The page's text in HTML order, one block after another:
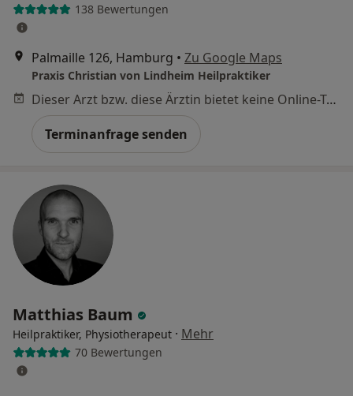
138 Bewertungen
Palmaille 126, Hamburg • Zu Google Maps
Praxis Christian von Lindheim Heilpraktiker
Dieser Arzt bzw. diese Ärztin bietet keine Online-Terminbuchung an diesem Standort an.
Terminanfrage senden
Matthias Baum
Heilpraktiker, Physiotherapeut · Mehr
70 Bewertungen